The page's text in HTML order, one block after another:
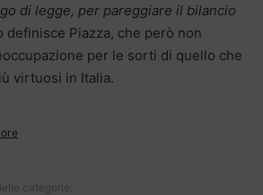
di legge, per pareggiare il bilancio
definisce Piazza, che però non
per le sorti di quello che
virtuosi in Italia.
categorie: